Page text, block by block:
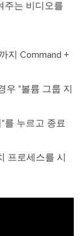
주는 비디오를
지 Command +
우 "볼륨 그룹 지
를 누르고 종료
프로세스를 시